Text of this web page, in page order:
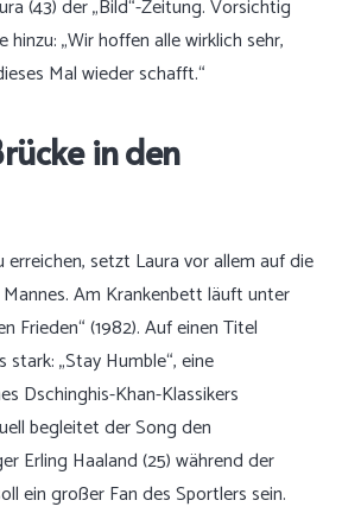
(43) der „Bild“-Zeitung. Vorsichtig
„Wir hoffen alle wirklich sehr,
Mal wieder schafft.“
in den
erreichen, setzt Laura vor allem auf die
Am Krankenbett läuft unter
Frieden“ (1982). Auf einen Titel
„Stay Humble“, eine
Dschinghis-Khan-Klassikers
begleitet der Song den
Erling Haaland (25) während der
ein großer Fan des Sportlers sein.